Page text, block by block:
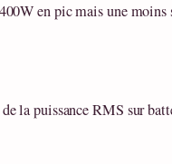
en pic mais une
la puissance RMS sur